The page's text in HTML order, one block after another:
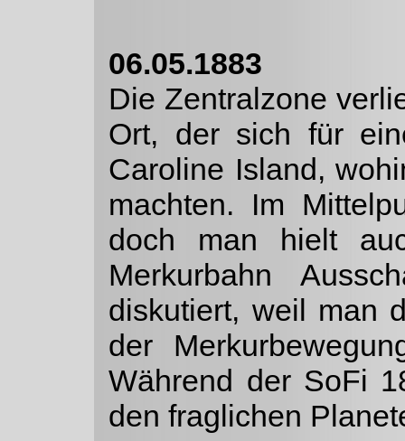
06.05.1883
Die Zentralzone
Ort, der sich für
Caroline Island,
machten. Im
doch man hielt
Merkurbahn
diskutiert, weil man
der
Während der SoFi
den fraglichen